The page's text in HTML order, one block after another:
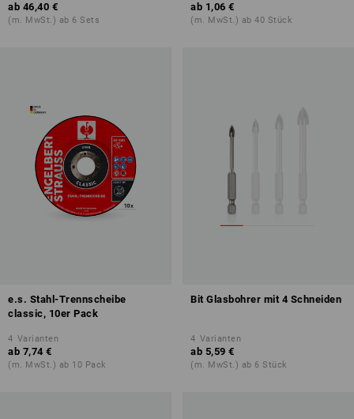
ab 46,40 €
(m. MwSt.) ab 6 Sets
ab 1,06 €
(m. MwSt.) ab 40 Stück
e.s. Stahl-Trennscheibe
classic, 10er Pack
4 Varianten
ab 7,74 €
(m. MwSt.) ab 10 Pack
Bit Glasbohrer mit 4 Schneiden
4 Varianten
ab 5,59 €
(m. MwSt.) ab 6 Stück